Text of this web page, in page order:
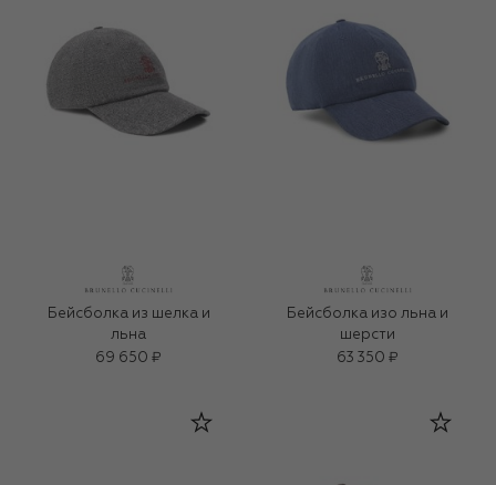
Бейсболка из шелка и
льна
69 650 ₽
Бейсболка изо льна и
шерсти
63 350 ₽